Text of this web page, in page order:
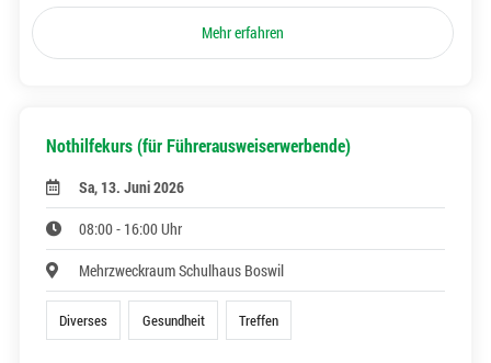
Mehr erfahren
Nothilfekurs (für Führerausweiserwerbende)
Sa, 13. Juni 2026
08:00 - 16:00 Uhr
Mehrzweckraum Schulhaus Boswil
Diverses Gesundheit Treffen